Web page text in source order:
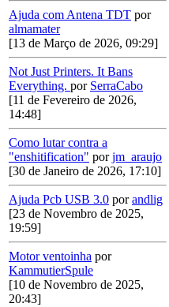
Ajuda com Antena TDT por
almamater
[13 de Março de 2026, 09:29]
Not Just Printers. It Bans
Everything. por SerraCabo
[11 de Fevereiro de 2026,
14:48]
Como lutar contra a
"enshitification" porjm_araujo
[30 de Janeiro de 2026, 17:10]
Ajuda Pcb USB 3.0 porandlig
[23 de Novembro de 2025,
19:59]
Motor ventoinha por
KammutierSpule
[10 de Novembro de 2025,
20:43]